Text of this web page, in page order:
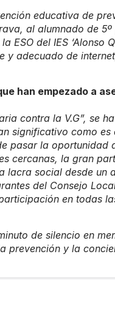
educativa de
al alumnado de
ESO del IES
y adecuado de
han empezado a
contra la V.G”, se
como es
pasar la
cercanas, la gran
social desde un
del Consejo
en todas
de silencio en
prevención y la